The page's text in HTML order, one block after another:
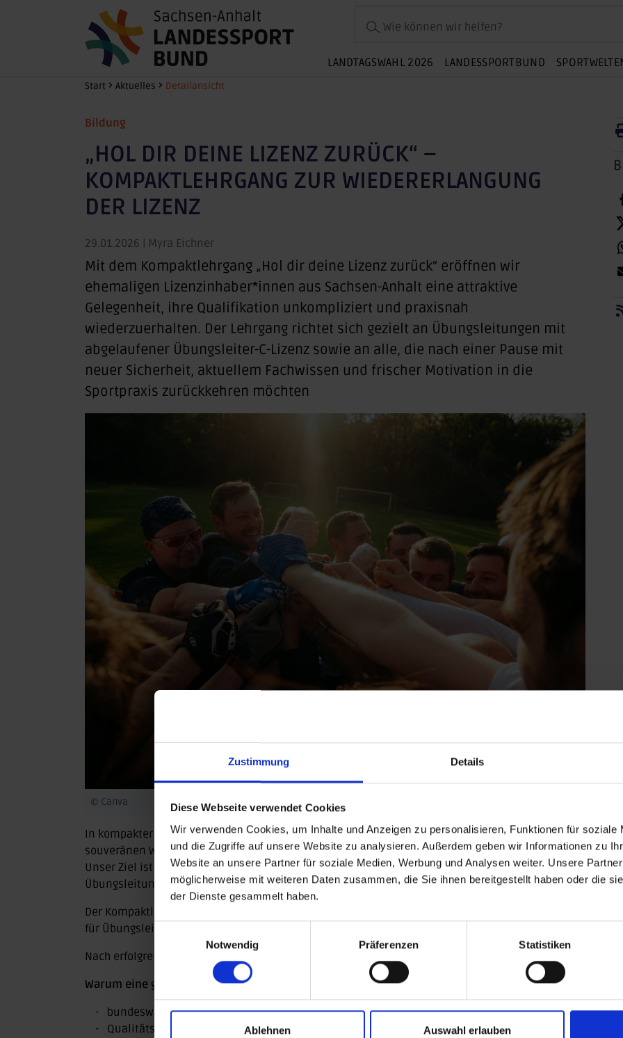
Zustimmung Details
Diese Webseite verwendet Cookies
Wir verwenden Cookies, um Inhalte und Anzeigen zu personalisieren, Funktionen für soziale
und die Zugriffe auf unsere Website zu analysieren. Außerdem geben wir Informationen zu
Website an unsere Partner für soziale Medien, Werbung und Analysen weiter. Unsere
möglicherweise mit weiteren Daten zusammen, die Sie ihnen bereitgestellt haben oder die
der Dienste gesammelt haben.
Notwendig
Präferenzen Statistiken
Ablehnen Auswahl erlauben
Zum Hauptinhalt springen
Wie können wir helfen?
LANDTAGSWAHL 2026 LANDESSPORTBUND
Sie sind hier:
Start Aktuelles Detailansicht
Bildung
„HOL DIR DEINE LIZENZ ZURÜCK“ –
KOMPAKTLEHRGANG ZUR WIEDERERLANGUNG
DER LIZENZ
29.01.2026 | Myra Eichner
Mit dem Kompaktlehrgang „Hol dir deine Lizenz zurück“ eröffnen wir
ehemaligen Lizenzinhaber*innen aus Sachsen-Anhalt eine attraktive
Gelegenheit, ihre Qualifikation unkompliziert und praxisnah
wiederzuerhalten. Der Lehrgang richtet sich gezielt an Übungsleitungen mit
abgelaufener Übungsleiter-C-Lizenz sowie an alle, die nach einer Pause mit
neuer Sicherheit, aktuellem Fachwissen und frischer Motivation in die
Sportpraxis zurückkehren möchten
© Canva
In kompakter Form erhalten (ehemalige) Übungsleitungen genau das Rüstzeug, das sie für einen
souveränen Wiedereinstieg benötigen – ohne unnötige Hürden und mit klarem Praxisbezug.
Unser Ziel ist es, einen niedrigschwelligen und zugleich wertvollen Weg zurück in die
Übungsleitung zu ermöglichen.
Der Kompaktlehrgang wird
für Übungsleitungen, sich ihre Lizenz zurückzuholen und wieder aktiv durchzustarten!
Nach erfolgreichem Abschluss wird die
Warum eine gültige DOSB-Lizenz wichtig ist:
bundesweit anerkannte Qualifikation
Qualitätssicherung für Ihren Verein